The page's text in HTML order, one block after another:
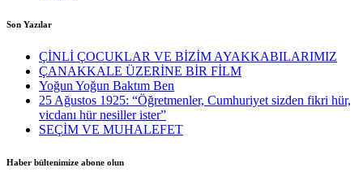
Son Yazılar
ÇİNLİ ÇOCUKLAR VE BİZİM AYAKKABILARIMIZ
ÇANAKKALE ÜZERİNE BİR FİLM
Yoğun Yoğun Baktım Ben
25 Ağustos 1925: “Öğretmenler, Cumhuriyet sizden fikri hür,
vicdanı hür nesiller ister”
SEÇİM VE MUHALEFET
Haber bültenimize abone olun